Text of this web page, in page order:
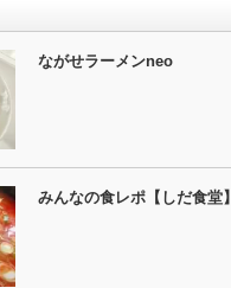
ながせラーメンneo
みんなの食レポ【しだ食堂】